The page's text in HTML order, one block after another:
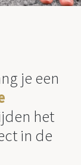
je een
het
in de